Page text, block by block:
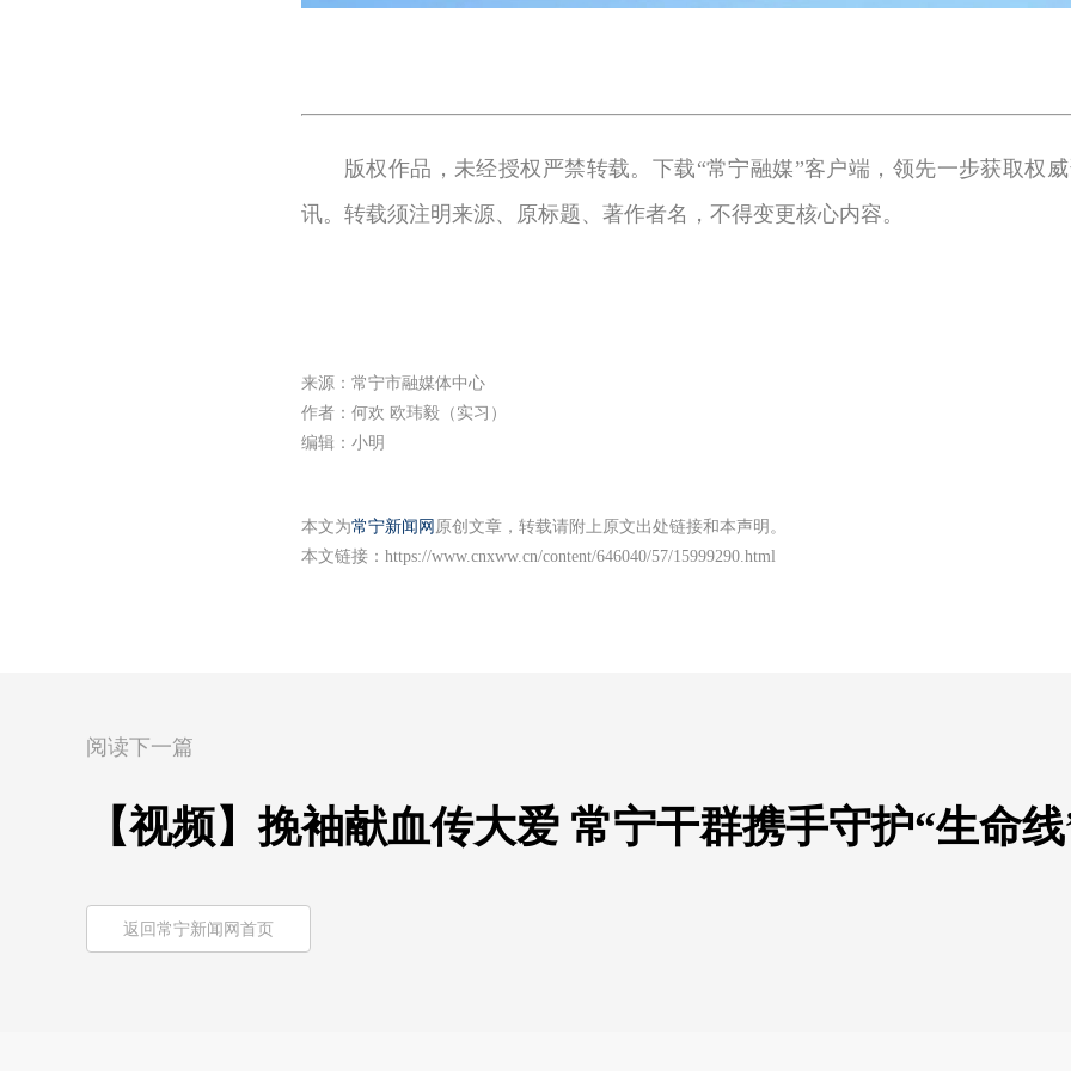
版权作品，未经授权严禁转载。下载“常宁融媒”客户端，领先一步获取权
讯。转载须注明来源、原标题、著作者名，不得变更核心内容。
来源：常宁市融媒体中心
作者：何欢 欧玮毅（实习）
编辑：小明
本文为常宁新闻网 原创文章，转载请附上原文出处链接和本声明。
本文链接： https://www.cnxww.cn/content/646040/57/15999290.html
阅读下一篇
【视频】挽袖献血传大爱 常宁干群携手守护“生命
返回常宁新闻网首页